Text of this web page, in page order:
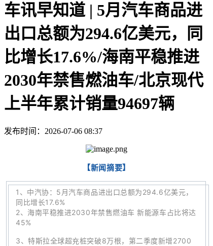
车讯早知道 | 5月汽车商品进
出口总额为294.6亿美元，同
比增长17.6%/海南平稳推进
2030年禁售燃油车/北京现代
上半年累计销量94697辆
发布时间：2026-07-06 08:37
【新闻摘要】
1 、 中汽协：5月汽车商品进出口总额为294.6亿美元，
同比增长17.6%
2、 海南平稳推进2030年禁售燃油车 新能源车占比将达
45%
3、特斯拉全球超充桩突破8万根，第二季度新增2700